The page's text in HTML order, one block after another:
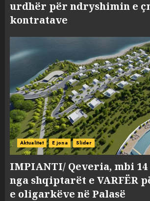
urdhër për ndryshimin e
kontratave
Aktualitet E jona Slider
IMPIANTI/ Qeveria, mbi
nga shqiptarët e VARFËR
e oligarkëve në Palasë